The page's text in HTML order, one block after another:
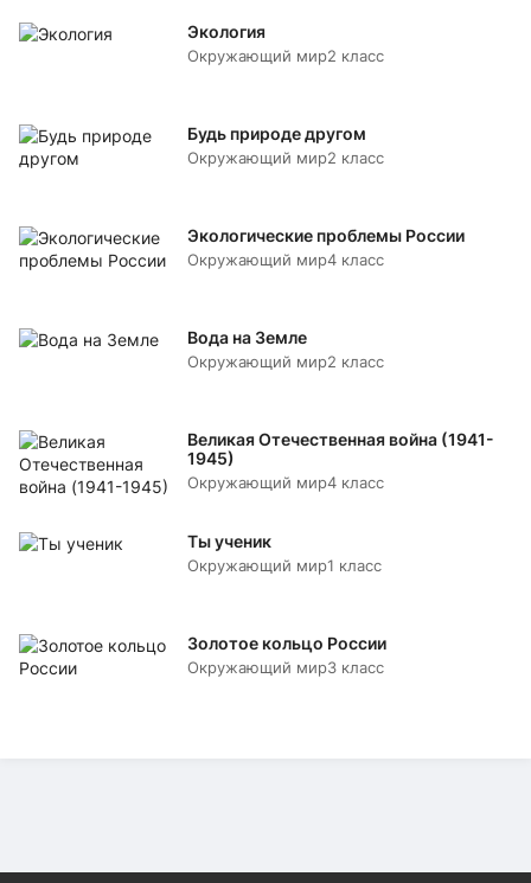
Экология
Окружающий мир2 класс
Будь природе другом
Окружающий мир2 класс
Экологические проблемы России
Окружающий мир4 класс
Вода на Земле
Окружающий мир2 класс
Великая Отечественная война (1941-
1945)
Окружающий мир4 класс
Ты ученик
Окружающий мир1 класс
Золотое кольцо России
Окружающий мир3 класс